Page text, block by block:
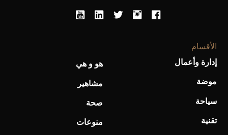
الأقسام
إدارة وأعمال
موضة
سياحة
تقنية
هو و هي
مشاهير
صحة
منوعات